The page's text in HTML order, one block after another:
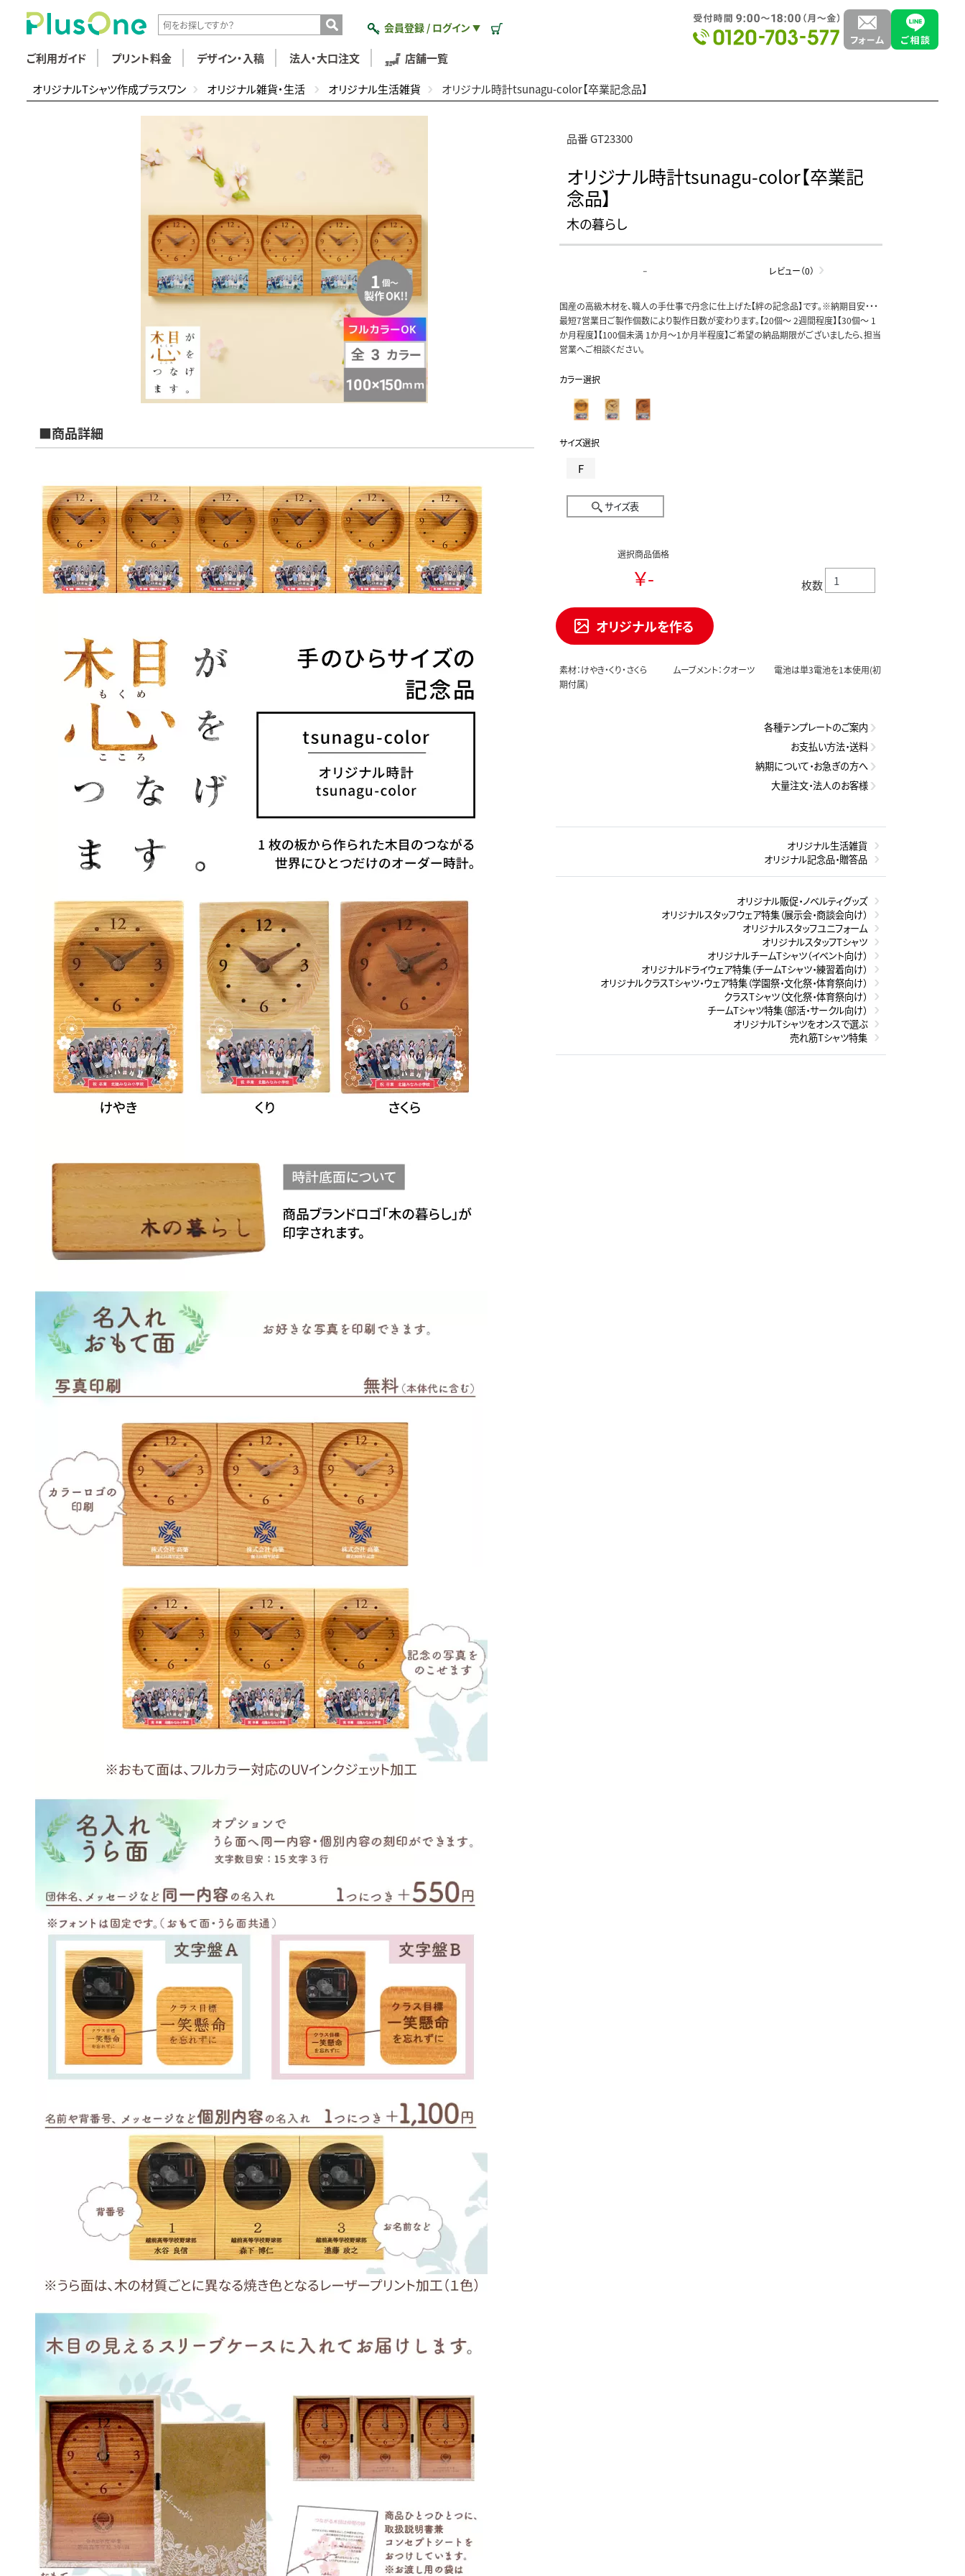
会員登録 / ログイン ▼
ご利用ガイド プリント料金 デザイン・入稿 法人・大口注文 店舗一覧
オリジナルTシャツ作成プラスワン オリジナル雑貨・生活 オリジナル生活雑貨 オリジナル時計tsunagu-color【卒業記念品】
■商品詳細
品番 GT23300
オリジナル時計tsunagu-color【卒業記
念品】
木の暮らし
- レビュー（0）
国産の高級木材を、職人の手仕事で丹念に仕上げた【絆の記念品】です。※納期目安・・・
最短7営業日ご製作個数により製作日数が変わります。【20個～ 2週間程度】【30個～ 1
か月程度】【100個未満 1か月～1か月半程度】ご希望の納品期限がございましたら、担当
営業へご相談ください。
カラー選択
サイズ選択
F
サイズ表
選択商品価格
￥- 枚数
オリジナルを作る
素材：けやき・くり・さくら ムーブメント：クオーツ 電池は単3電池を1本使用(初
期付属)
各種テンプレートのご案内
お支払い方法・送料
納期について・お急ぎの方へ
大量注文・法人のお客様
オリジナル生活雑貨
オリジナル記念品・贈答品
オリジナル販促・ノベルティグッズ
オリジナルスタッフウェア特集（展示会・商談会向け）
オリジナルスタッフユニフォーム
オリジナルスタッフTシャツ
オリジナルチームTシャツ（イベント向け）
オリジナルドライウェア特集（チームTシャツ・練習着向け）
オリジナルクラスTシャツ・ウェア特集（学園祭・文化祭・体育祭向け）
クラスTシャツ（文化祭・体育祭向け）
チームTシャツ特集（部活・サークル向け）
オリジナルTシャツをオンスで選ぶ
売れ筋Tシャツ特集